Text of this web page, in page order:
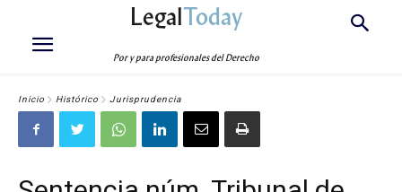
LegalToday
Por y para profesionales del Derecho
Inicio Histórico Jurisprudencia